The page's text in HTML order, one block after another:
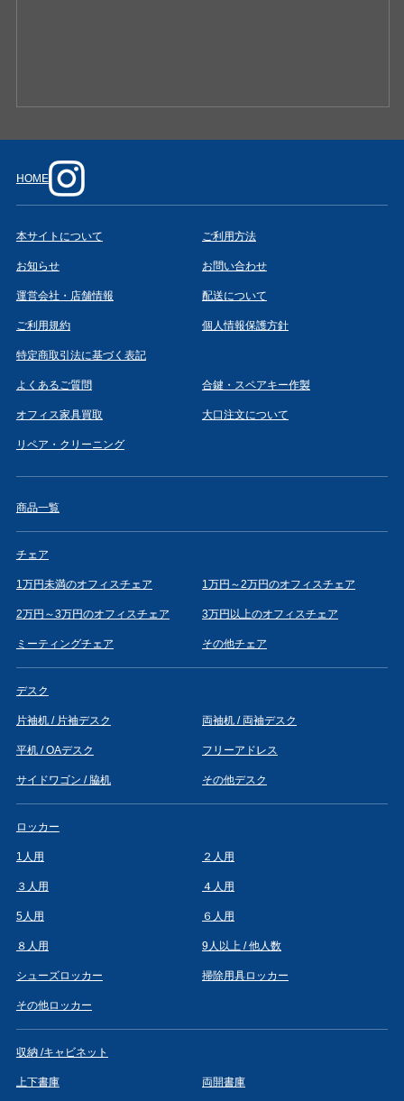
HOME
本サイトについて ご利用方法
お知らせ お問い合わせ
運営会社・店舗情報 配送について
ご利用規約 個人情報保護方針
特定商取引法に基づく表記
よくあるご質問 合鍵・スペアキー作製
オフィス家具買取 大口注文について
リペア・クリーニング
商品一覧
チェア
1万円未満のオフィスチェア 1万円～2万円のオフィスチェア
2万円～3万円のオフィスチェア 3万円以上のオフィスチェア
ミーティングチェア その他チェア
デスク
片袖机 / 片袖デスク 両袖机 / 両袖デスク
平机 / OAデスク フリーアドレス
サイドワゴン / 脇机 その他デスク
ロッカー
1人用 ２人用
３人用 ４人用
5人用 ６人用
８人用 9人以上 / 他人数
シューズロッカー 掃除用具ロッカー
その他ロッカー
収納 /キャビネット
上下書庫 両開書庫